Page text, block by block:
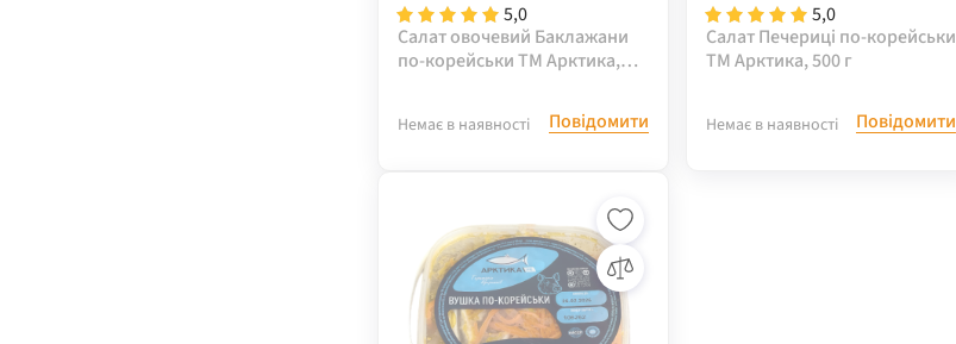
5,0
Салат овочевий Баклажани
по-корейськи ТМ Арктика,
Немає в наявності Повідомити
5,0
Салат Печериці по-корейськи
ТМ Арктика, 500 г
Немає в наявності Повідомити